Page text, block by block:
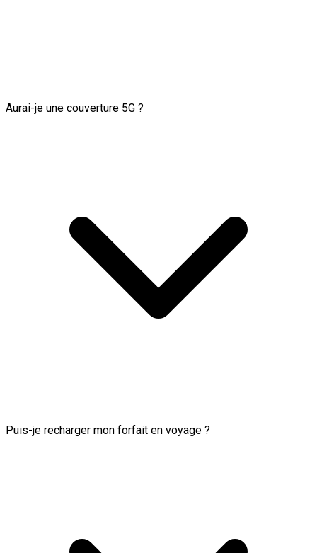
Aurai-je une couverture 5G ?
Puis-je recharger mon forfait en voyage ?